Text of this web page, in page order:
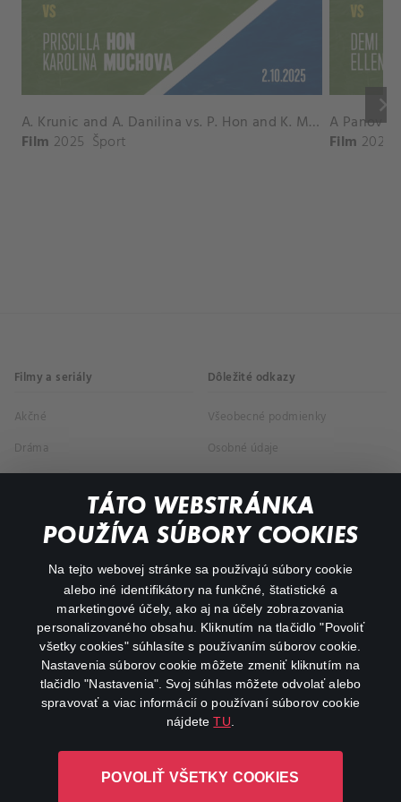
TÁTO WEBSTRÁNKA
POUŽÍVA SÚBORY COOKIES
Na tejto webovej stránke sa používajú súbory cookie
alebo iné identifikátory na funkčné, štatistické a
marketingové účely, ako aj na účely zobrazovania
personalizovaného obsahu. Kliknutím na tlačidlo "Povoliť
všetky cookies" súhlasíte s používaním súborov cookie.
Nastavenia súborov cookie môžete zmeniť kliknutím na
tlačidlo "Nastavenia". Svoj súhlas môžete odvolať alebo
spravovať a viac informácií o používaní súborov cookie
nájdeteTU
POVOLIŤ VŠETKY COOKIES
keyboard_arrow_right
A. Krunic and A. Danilina vs. P. Hon and K. Muchova Match Highlights - BEIJING_Capital Group Diamond ( October 02, 2025)
Film 2025 Šport Film 2026
Filmy a seriály
Akčné
Dráma
Dôležité odkazy
Všeobecné podmienky
Osobné údaje
O aplikácii Canal+
Canal+ Luxembourg S. à r.l. so sídlom Rue Albert Borschette 4,